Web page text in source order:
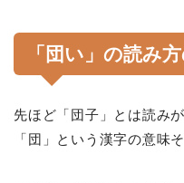
「団い」の読み
先ほど「団子」とは読み
「団」という漢字の意味